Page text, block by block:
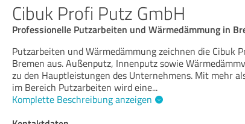
Cibuk Profi Putz GmbH
Professionelle Putzarbeiten und Wärmedämmung in
Putzarbeiten und Wärmedämmung zeichnen die Cibuk
Bremen aus. Außenputz, Innenputz sowie
zu den Hauptleistungen des Unternehmens. Mit mehr
im Bereich Putzarbeiten wird eine...
Komplette Beschreibung anzeigen